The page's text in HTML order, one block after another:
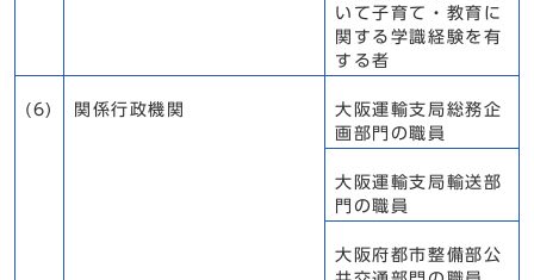
いて子育て・教育に
関する学識経験を有
する者
(6) 関係行政機関
大阪運輸支局総務企
画部門の職員
大阪運輸支局輸送部
門の職員
大阪府都市整備部公